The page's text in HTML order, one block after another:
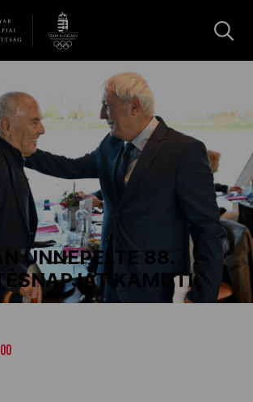
2028
program
ÜNNEPELTE 88.
KAMUTI